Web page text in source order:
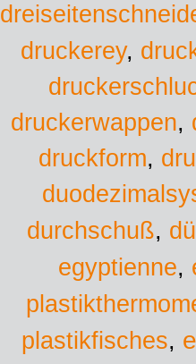
druckerey,
druckerwappen,
druckform,
durchschuß,
egyptienne,
plastikfisches,